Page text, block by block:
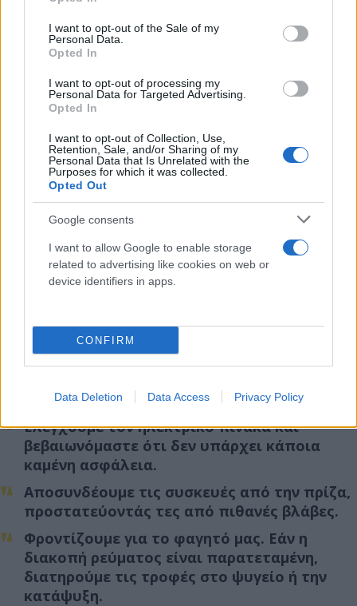
use your data for below specified purposes in below Google
consent section.
I want to opt-out of the Sale of my
Personal Data.
Opted In
I want to opt-out of processing my
Personal Data for Targeted Advertising.
Opted In
I want to opt-out of Collection, Use,
Retention, Sale, and/or Sharing of my
Personal Data that Is Unrelated with the
Purposes for which it was collected.
Opted Out
Google consents
I want to allow Google to enable storage
related to advertising like cookies on web or
device identifiers in apps.
CONFIRM
Data Deletion Data Access Privacy Policy
Ενημερωνόμαστε για την αιτία της διακοπής,
τηλεφωνώντας στον πάροχο ηλεκτρικής
του.
Ελέγχουμε τον ηλεκτρικό πίνακα και
βεβαιωνόμαστε ότι δεν υπάρχει κάποια
καμένη ασφάλεια.
Αποσυνδέουμε τις συσκευές από την πρίζα,
προστατεύοντάς τες από πιθανές βλάβες.
Φροντίζουμε για το φαγητό μας. Εάν η
διακοπή ρεύματος είναι παρατεταμένη,
διατηρούμε τις τροφές στο ψυγείο ή την
κατάψυξη.